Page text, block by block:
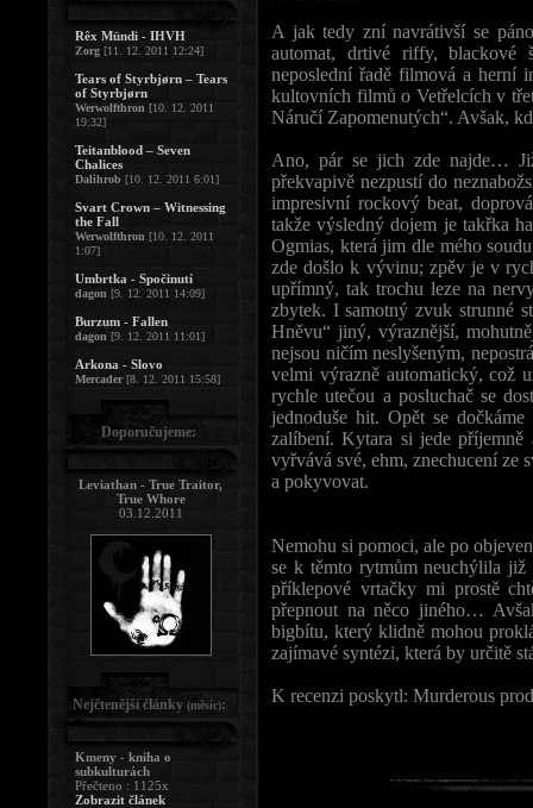
A jak tedy zní navrátivší se
automat, drtivé riffy, blackové
neposlední řadě filmová a herní
kultovních filmů o Vetřelcích v
Náručí Zapomenutých“. Avšak,
Ano, pár se jich zde najde…
překvapivě nezpustí do
impresivní rockový beat,
takže výsledný dojem je takřka
Ogmias, která jim dle mého
zde došlo k vývinu; zpěv je v
upřímný, tak trochu leze na
zbytek. I samotný zvuk strunné
Hněvu“ jiný, výraznější,
nejsou ničím neslyšeným,
velmi výrazně automatický, což
rychle utečou a posluchač se
jednoduše hit. Opět se
zalíbení. Kytara si jede příjemně
vyřvává své, ehm, znechucení
a pokyvovat.
Nemohu si pomoci, ale po
se k těmto rytmům neuchýlila
příklepové vrtačky mi prostě
přepnout na něco jiného…
bigbítu, který klidně mohou
zajímavé syntézi, která by určitě
K recenzi poskytl: Murderous
Rêx Mündi - IHVH
Zorg [11. 12. 2011 12:24]
Tears of Styrbjørn – Tears
of Styrbjørn
Werwolfthron [10. 12. 2011
19:32]
Teitanblood – Seven
Chalices
Dalihrob [10. 12. 2011 6:01]
Svart Crown – Witnessing
the Fall
Werwolfthron [10. 12. 2011
1:07]
Umbrtka - Spočinutí
dagon [9. 12. 2011 14:09]
Burzum - Fallen
dagon [9. 12. 2011 11:01]
Arkona - Slovo
Mercader[8. 12. 2011 15:58]
Doporučujeme:
Leviathan - True Traitor,
True Whore
03.12.2011
Nejčtenější články (měsíc):
Kmeny - kniha o
subkulturách
Přečteno : 1125x
Zobrazit článek